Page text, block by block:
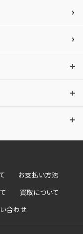
お支払い方法
買取について
合わせ